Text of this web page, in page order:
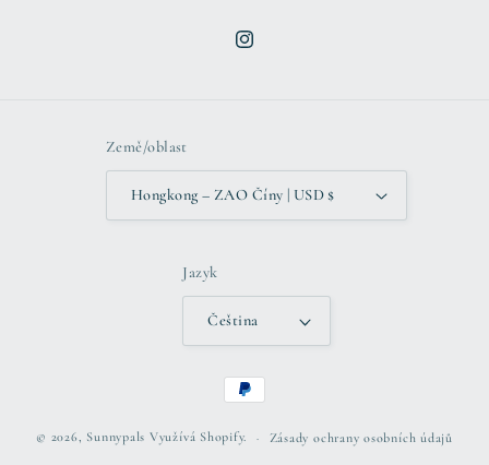
Instagram
Země/oblast
Hongkong – ZAO Číny | USD $
Jazyk
Čeština
Platební
metody
© 2026, Sunnypals Využívá Shopify. Zásady ochrany osobních údajů